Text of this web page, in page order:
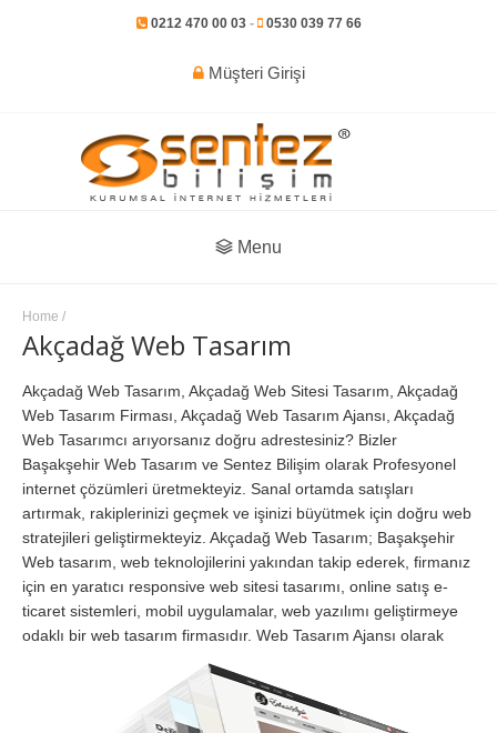
0212 470 00 03- 0530 039 77 66
Müşteri Girişi
Menu
Home /
Akçadağ Web Tasarım
Akçadağ Web Tasarım, Akçadağ Web Sitesi Tasarım, Akçadağ
Web Tasarım Firması, Akçadağ Web Tasarım Ajansı, Akçadağ
Web Tasarımcı arıyorsanız doğru adrestesiniz? Bizler
Başakşehir Web Tasarım ve Sentez Bilişim olarak Profesyonel
internet çözümleri üretmekteyiz. Sanal ortamda satışları
artırmak, rakiplerinizi geçmek ve işinizi büyütmek için doğru web
stratejileri geliştirmekteyiz. Akçadağ Web Tasarım; Başakşehir
Web tasarım, web teknolojilerini yakından takip ederek, firmanız
için en yaratıcı responsive web sitesi tasarımı, online satış e-
ticaret sistemleri, mobil uygulamalar, web yazılımı geliştirmeye
odaklı bir web tasarım firmasıdır. Web Tasarım Ajansı olarak